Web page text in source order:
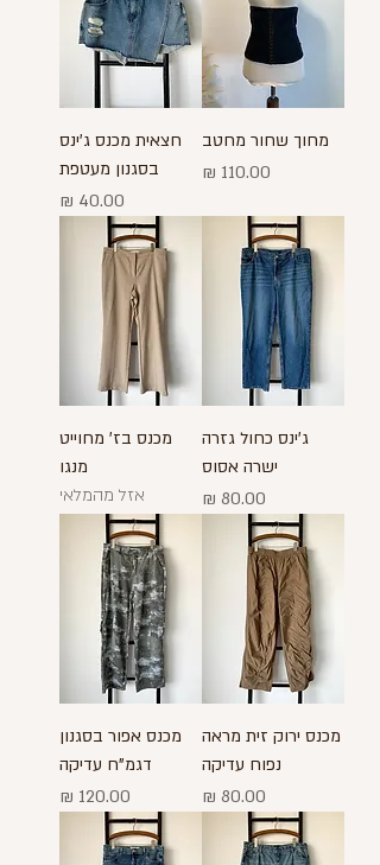
מחוך שחור מחטב
מחיר
חצאית מכנס ג'ינס
בסגנון מעטפת
מחיר
ג'ינס כחול גזרה
ישרה אסוס
מחיר
מכנס בז' מחוייט
מנגו
אזל מהמלאי
מכנס ירוק זית מראה
נפוח עדיקה
מחיר
מכנס אפור בסגנון
דגמ"ח עדיקה
מחיר